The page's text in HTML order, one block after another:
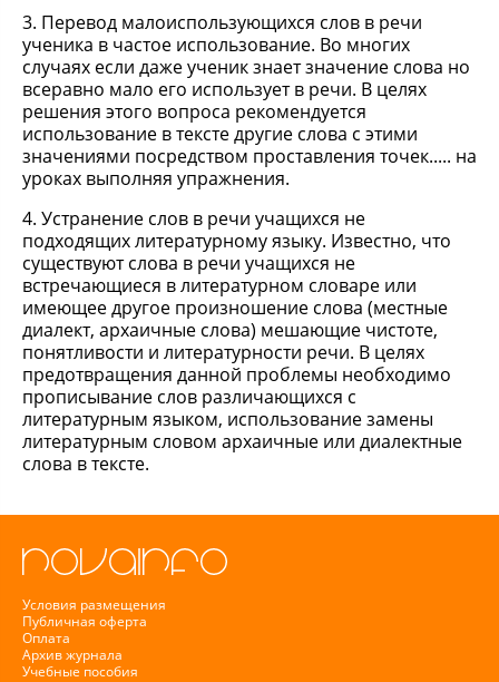
3. Перевод малоиспользующихся слов в речи
ученика в частое использование. Во многих
случаях если даже ученик знает значение слова но
всеравно мало его использует в речи. В целях
решения этого вопроса рекомендуется
использование в тексте другие слова с этими
значениями посредством проставления точек..... на
уроках выполняя упражнения.
4. Устранение слов в речи учащихся не
подходящих литературному языку. Известно, что
существуют слова в речи учащихся не
встречающиеся в литературном словаре или
имеющее другое произношение слова (местные
диалект, архаичные слова) мешающие чистоте,
понятливости и литературности речи. В целях
предотвращения данной проблемы необходимо
прописывание слов различающихся с
литературным языком, использование замены
литературным словом архаичные или диалектные
слова в тексте.
Условия размещения
Публичная оферта
Оплата
Архив журнала
Учебные пособия